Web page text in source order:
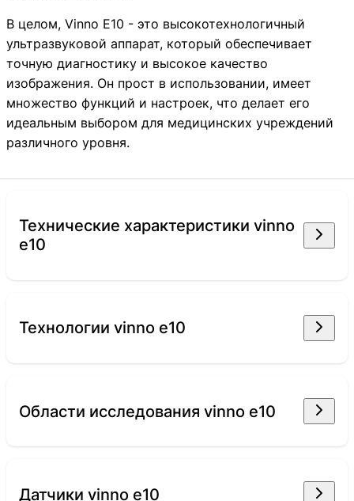
В целом, Vinno E10 - это высокотехнологичный
ультразвуковой аппарат, который обеспечивает
точную диагностику и высокое качество
изображения. Он прост в использовании, имеет
множество функций и настроек, что делает его
идеальным выбором для медицинских учреждений
различного уровня.
технические характеристики vinno
e10
технологии vinno e10
области исследования vinno e10
датчики vinno e10